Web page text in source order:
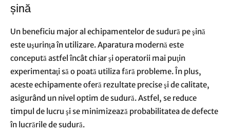
șină
Un beneficiu major al echipamentelor de sudură pe şină
este uşurinţa în utilizare. Aparatura modernă este
concepută astfel încât chiar şi operatorii mai puţin
experimentaţi să o poată utiliza fără probleme. În plus,
aceste echipamente oferă rezultate precise şi de calitate,
asigurând un nivel optim de sudură. Astfel, se reduce
timpul de lucru şi se minimizează probabilitatea de defecte
în lucrările de sudură.